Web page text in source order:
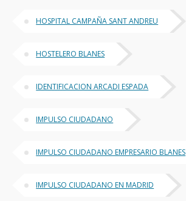
HOSPITAL CAMPAÑA SANT ANDREU
HOSTELERO BLANES
IDENTIFICACION ARCADI ESPADA
IMPULSO CIUDADANO
IMPULSO CIUDADANO EMPRESARIO BLANES
IMPULSO CIUDADANO EN MADRID